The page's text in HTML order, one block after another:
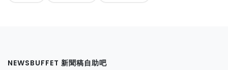
NEWSBUFFET 新聞稿自助吧